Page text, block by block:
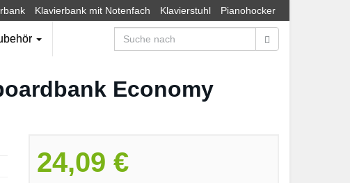
Klavierbank mit Notenfach Klavierstuhl Pianohocker
Economy
24,09 €